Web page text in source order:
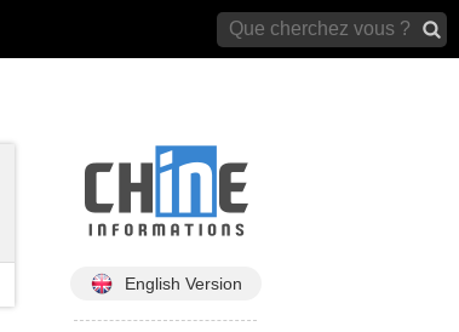
English Version